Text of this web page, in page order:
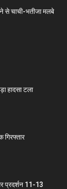
से चाची-भतीजा मलबे
हादसा टला
गिरफ्तार
प्रदर्शन 11-13